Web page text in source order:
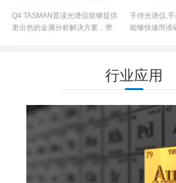
Q4 TASMAN直读光谱仪能够提供
更出色的金属分析解决方案，带
手持光谱仪,
能够快速而准
RoHS 2.0检
和动物饲料成
行业应用